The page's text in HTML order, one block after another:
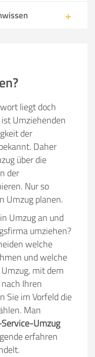
liegt doch
Umziehenden
der
Daher
über die
der
Nur so
Umzug planen.
Umzug an und
umziehen?
welche
und welche
mit dem
Ihren
Sie im Vorfeld die
Man
Umzug
erfahren